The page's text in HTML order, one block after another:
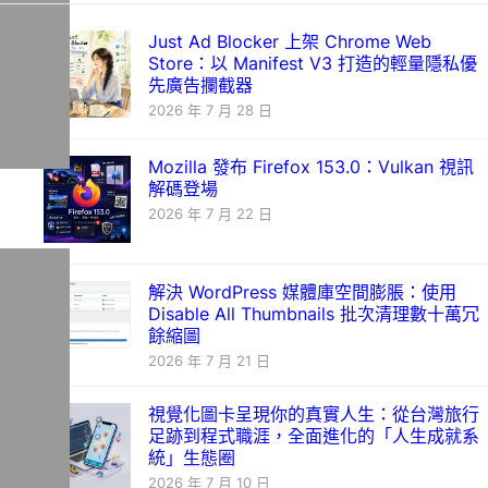
Just Ad Blocker 上架 Chrome Web
Store：以 Manifest V3 打造的輕量隱私優
先廣告攔截器
2026 年 7 月 28 日
Mozilla 發布 Firefox 153.0：Vulkan 視訊
解碼登場
2026 年 7 月 22 日
解決 WordPress 媒體庫空間膨脹：使用
Disable All Thumbnails 批次清理數十萬冗
餘縮圖
2026 年 7 月 21 日
視覺化圖卡呈現你的真實人生：從台灣旅行
足跡到程式職涯，全面進化的「人生成就系
統」生態圈
2026 年 7 月 10 日